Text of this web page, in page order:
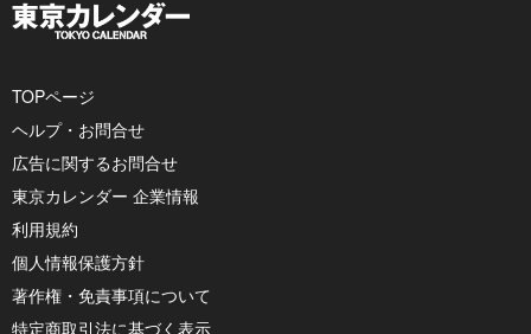
TOPページ
ヘルプ・お問合せ
広告に関するお問合せ
東京カレンダー 企業情報
利用規約
個人情報保護方針
著作権・免責事項について
特定商取引法に基づく表示